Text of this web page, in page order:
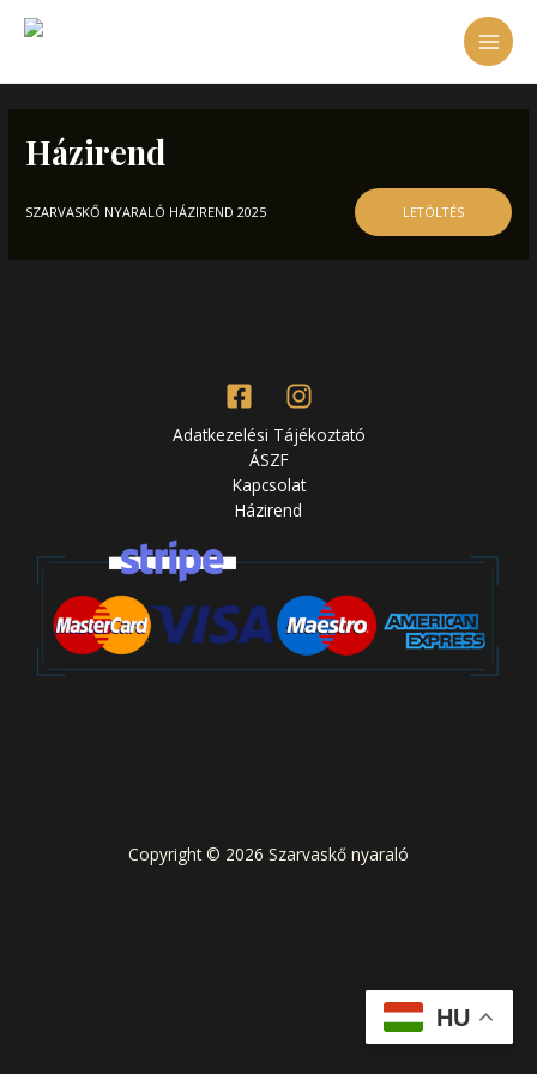
Házirend
SZARVASKŐ NYARALÓ HÁZIREND 2025 LETÖLTÉS
Adatkezelési Tájékoztató
ÁSZF
Kapcsolat
Házirend
Copyright © 2026 Szarvaskő nyaraló
HU